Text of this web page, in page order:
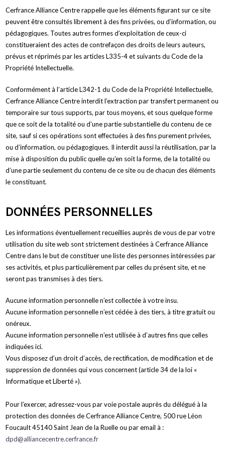
Cerfrance Alliance Centre rappelle que les éléments figurant sur ce site
peuvent être consultés librement à des fins privées, ou d’information, ou
pédagogiques. Toutes autres formes d’exploitation de ceux-ci
constitueraient des actes de contrefaçon des droits de leurs auteurs,
prévus et réprimés par les articles L335-4 et suivants du Code de la
Propriété Intellectuelle.
Conformément à l’article L342-1 du Code de la Propriété Intellectuelle,
Cerfrance Alliance Centre interdit l’extraction par transfert permanent ou
temporaire sur tous supports, par tous moyens, et sous quelque forme
que ce soit de la totalité ou d’une partie substantielle du contenu de ce
site, sauf si ces opérations sont effectuées à des fins purement privées,
ou d’information, ou pédagogiques. Il interdit aussi la réutilisation, par la
mise à disposition du public quelle qu’en soit la forme, de la totalité ou
d’une partie seulement du contenu de ce site ou de chacun des éléments
le constituant.
DONNÉES PERSONNELLES
Les informations éventuellement recueillies auprès de vous de par votre
utilisation du site web sont strictement destinées à Cerfrance Alliance
Centre dans le but de constituer une liste des personnes intéressées par
ses activités, et plus particulièrement par celles du présent site, et ne
seront pas transmises à des tiers.
Aucune information personnelle n’est collectée à votre insu.
Aucune information personnelle n’est cédée à des tiers, à titre gratuit ou
onéreux.
Aucune information personnelle n’est utilisée à d’autres fins que celles
indiquées ici.
Vous disposez d’un droit d’accès, de rectification, de modification et de
suppression de données qui vous concernent (article 34 de la loi «
Informatique et Liberté »).
Pour l’exercer, adressez-vous par voie postale auprès du délégué à la
protection des données de Cerfrance Alliance Centre, 500 rue Léon
Foucault 45140 Saint Jean de la Ruelle ou par email à :
dpd@alliancecentre.cerfrance.fr